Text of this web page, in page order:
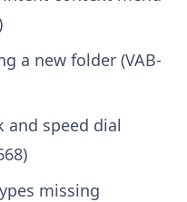
a new folder (VAB-
and speed dial
missing